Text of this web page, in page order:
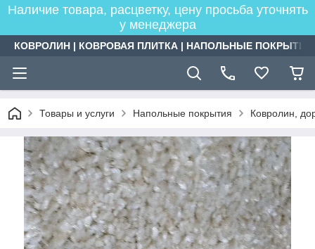
Наличие товара, расцветку, цену просьба уточнять
у менеджера
КОВРОЛИН | КОВРОВАЯ ПЛИТКА | НАПОЛЬНЫЕ
Товары и услуги Напольные покрытия Ковролин,